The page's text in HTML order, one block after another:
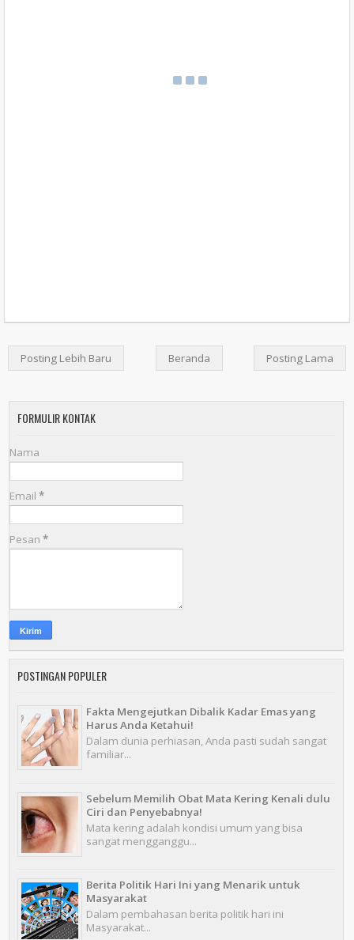
Posting Lebih Baru Posting Lama
Beranda
FORMULIR KONTAK
Nama
Email *
Pesan *
POSTINGAN POPULER
Fakta Mengejutkan Dibalik Kadar Emas yang
Harus Anda Ketahui!
Dalam dunia perhiasan, Anda pasti sudah sangat
familiar...
Sebelum Memilih Obat Mata Kering Kenali dulu
Ciri dan Penyebabnya!
Mata kering adalah kondisi umum yang bisa
sangat mengganggu...
Berita Politik Hari Ini yang Menarik untuk
Masyarakat
Dalam pembahasan berita politik hari ini
Masyarakat...